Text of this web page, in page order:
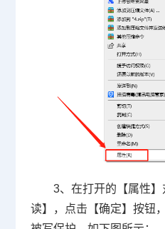
3、在打开的【属性
读】，点击【确定】按钮